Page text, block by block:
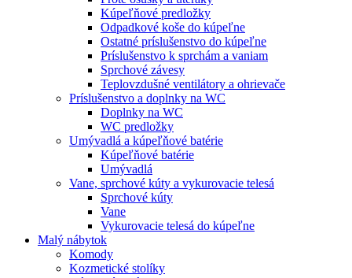
Kúpeľňové predložky
Odpadkové koše do kúpeľne
Ostatné príslušenstvo do kúpeľne
Príslušenstvo k sprchám a vaniam
Sprchové závesy
Teplovzdušné ventilátory a ohrievače
Príslušenstvo a doplnky na WC
Doplnky na WC
WC predložky
Umývadlá a kúpeľňové batérie
Kúpeľňové batérie
Umývadlá
Vane, sprchové kúty a vykurovacie telesá
Sprchové kúty
Vane
Vykurovacie telesá do kúpeľne
Malý nábytok
Komody
Kozmetické stolíky